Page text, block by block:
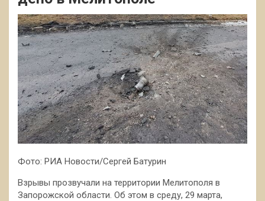
Фото: РИА Новости/Сергей Батурин
Взрывы прозвучали на территории Мелитополя в
Запорожской области. Об этом в среду, 29 марта,